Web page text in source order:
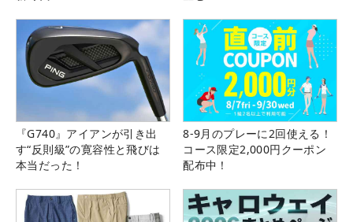
『G740』アイアンが引き出
す“反則級”の寛容性と飛びは
本当だった！
8-9月のプレーに2回使える！
コース限定2,000円クーポン
配布中！